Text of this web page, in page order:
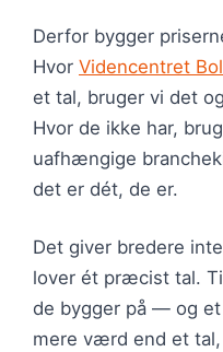
Derfor bygger
Hvor Videncentret
et tal, bruger vi det
Hvor de ikke har,
uafhængige
det er dét, de er.
Det giver bredere
lover ét præcist tal.
de bygger på — og
mere værd end et